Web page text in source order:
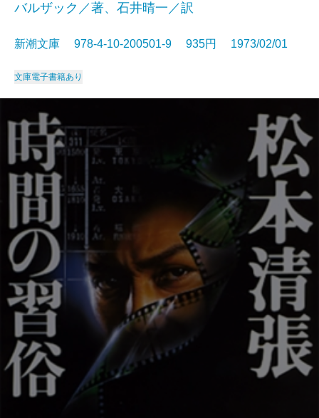
バルザック／著、石井晴一／訳
新潮文庫 978-4-10-200501-9 935円 1973/02/01
文庫電子書籍あり